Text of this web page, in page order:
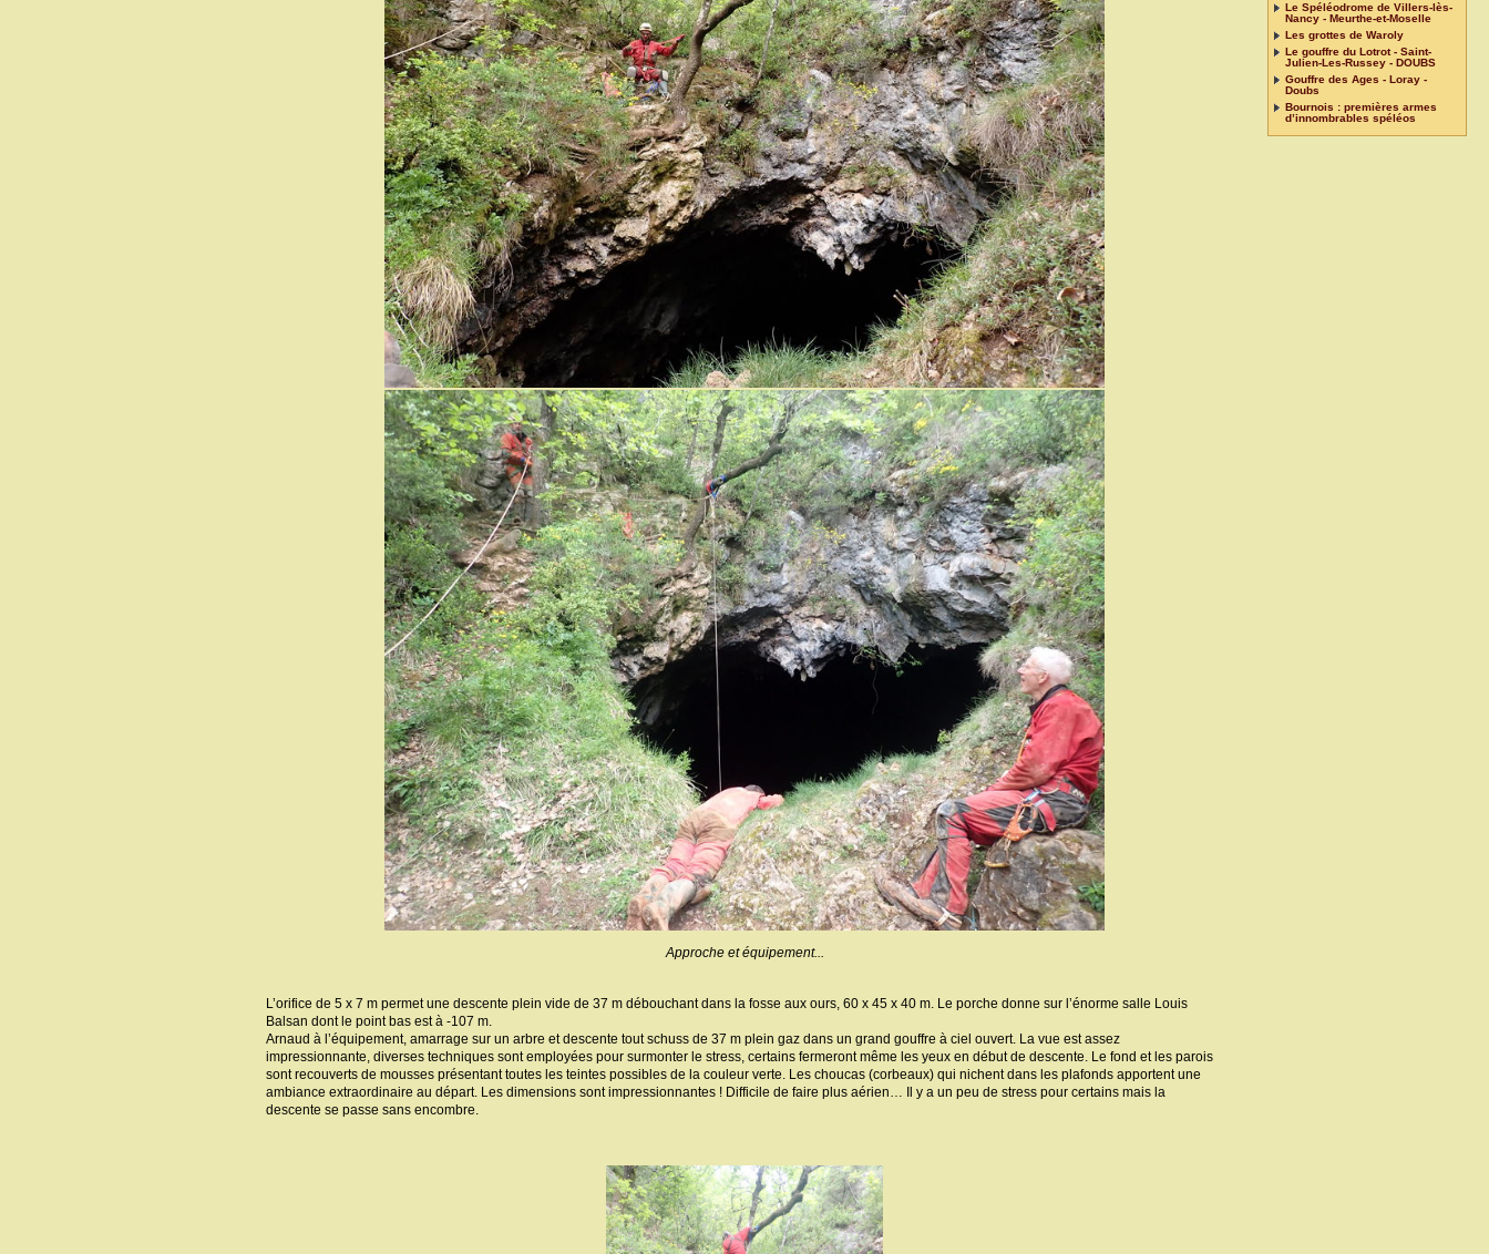
Approche et équipement...
L’orifice de 5 x 7 m permet une descente plein vide de 37 m débouchant dans la fosse aux ours, 60 x 45 x 40 m. Le porche donne sur l’énorme salle Louis
Balsan dont le point bas est à -107 m.
Arnaud à l’équipement, amarrage sur un arbre et descente tout schuss de 37 m plein gaz dans un grand gouffre à ciel ouvert. La vue est assez
impressionnante, diverses techniques sont employées pour surmonter le stress, certains fermeront même les yeux en début de descente. Le fond et les parois
sont recouverts de mousses présentant toutes les teintes possibles de la couleur verte. Les choucas (corbeaux) qui nichent dans les plafonds apportent une
ambiance extraordinaire au départ. Les dimensions sont impressionnantes ! Difficile de faire plus aérien… Il y a un peu de stress pour certains mais la
descente se passe sans encombre.
Le Spéléodrome de Villers-lès-
Nancy - Meurthe-et-Moselle
Les grottes de Waroly
Le gouffre du Lotrot - Saint-
Julien-Les-Russey - DOUBS
Gouffre des Ages - Loray -
Doubs
Bournois : premières armes
d’innombrables spéléos